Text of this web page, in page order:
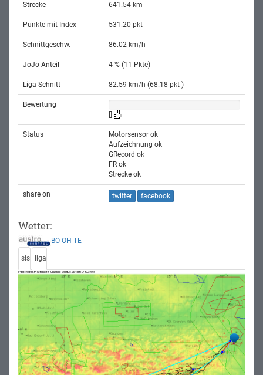
Strecke 641.54 km
Punkte mit Index 531.20 pkt
Schnittgeschw. 86.02 km/h
JoJo-Anteil 4 % (11 Pkte)
Liga Schnitt 82.59 km/h (68.18 pkt )
Bewertung
Status
Motorsensor ok
Aufzeichnung ok
GRecord ok
FR ok
Strecke ok
share on twitter facebook
Wetter:
BO OH TE
sis liga